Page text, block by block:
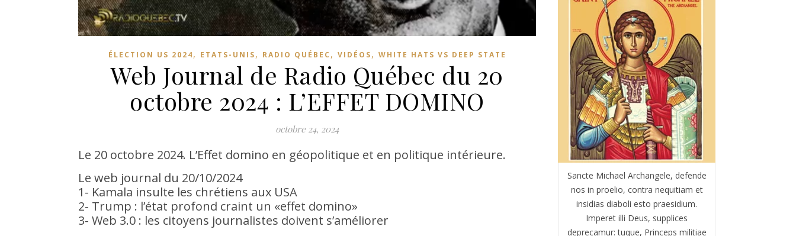
ÉLECTION US 2024, ETATS-UNIS, RADIO QUÉBEC , VIDÉOS, WHITE HATS VS DEEP STATE
Web Journal de Radio Québec du 20
octobre 2024 : L’EFFET DOMINO
octobre 24, 2024
Le 20 octobre 2024. L’Effet domino en géopolitique et en politique intérieure.
Le web journal du 20/10/2024
1- Kamala insulte les chrétiens aux USA
2- Trump : l’état profond craint un «effet domino»
3- Web 3.0 : les citoyens journalistes doivent s’améliorer
Sancte Michael Archangele, defende
nos in proelio, contra nequitiam et
insidias diaboli esto praesidium.
Imperet illi Deus, supplices
deprecamur: tuque, Princeps militiae